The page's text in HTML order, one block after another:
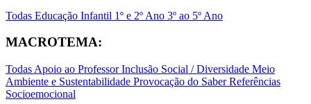
Todas Educação Infantil 1º e 2º Ano 3º ao 5º Ano
MACROTEMA:
Todas Apoio ao ProfessorInclusão Social / Diversidade Meio
Ambiente e Sustentabilidade Provocação do SaberReferências
Socioemocional